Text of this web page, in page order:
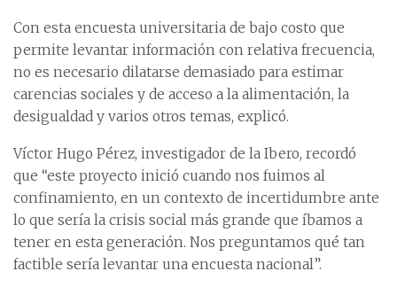
Con esta encuesta universitaria de bajo costo que
permite levantar información con relativa frecuencia,
no es necesario dilatarse demasiado para estimar
carencias sociales y de acceso a la alimentación, la
desigualdad y varios otros temas, explicó.
Víctor Hugo Pérez, investigador de la Ibero, recordó
que “este proyecto inició cuando nos fuimos al
confinamiento, en un contexto de incertidumbre ante
lo que sería la crisis social más grande que íbamos a
tener en esta generación. Nos preguntamos qué tan
factible sería levantar una encuesta nacional”.